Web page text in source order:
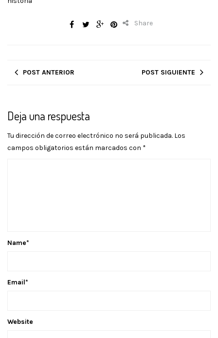
Share
POST ANTERIOR POST SIGUIENTE
Deja una respuesta
Tu dirección de correo electrónico no será publicada. Los
campos obligatorios están marcados con *
Name*
Email*
Website